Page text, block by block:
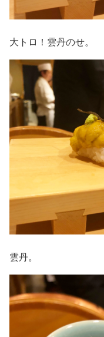
大トロ！雲丹のせ。
雲丹。